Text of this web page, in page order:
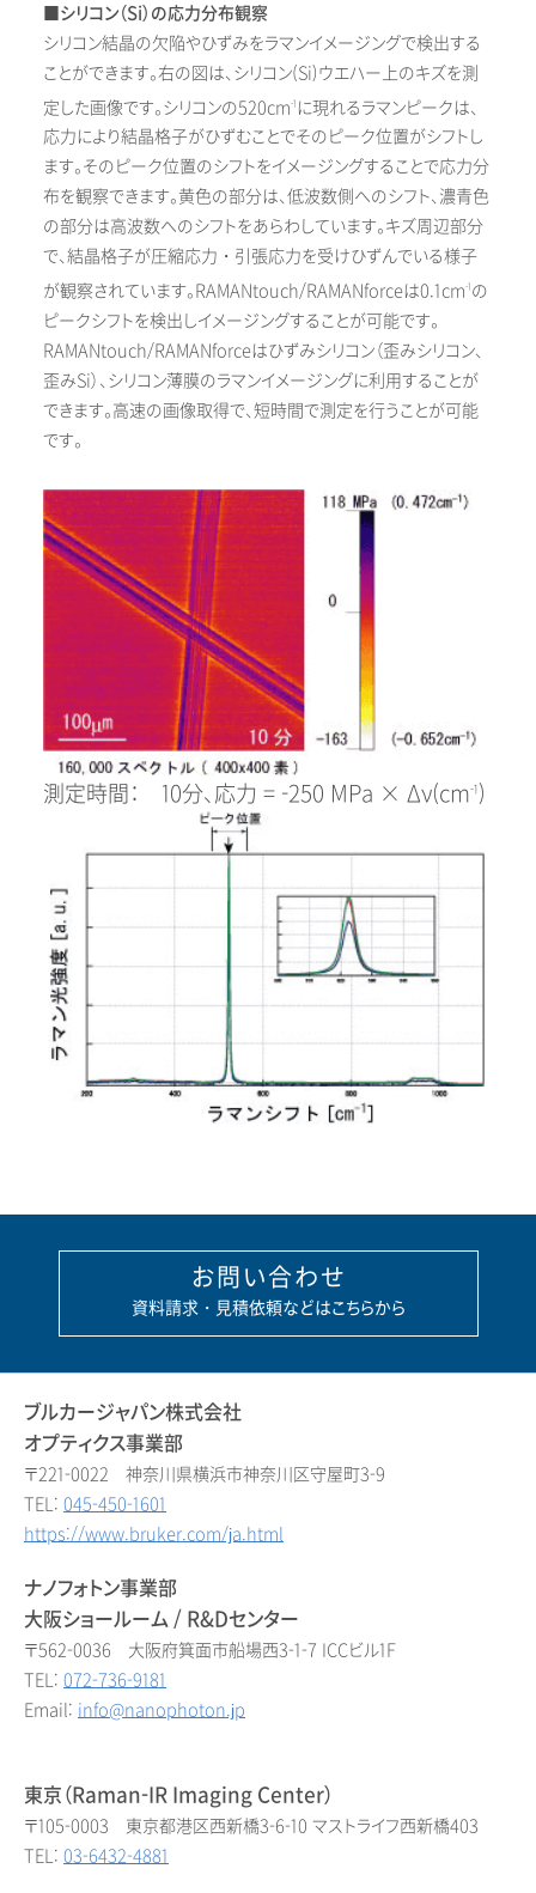
■シリコン（Si）の応力分布観察
シリコン結晶の欠陥やひずみをラマンイメージングで検出する
ことができます。右の図は、シリコン(Si)ウエハー上のキズを測
定した画像です。シリコンの520cm-1 に現れるラマンピークは、
応力により結晶格子がひずむことでそのピーク位置がシフトし
ます。そのピーク位置のシフトをイメージングすることで応力分
布を観察できます。黄色の部分は、低波数側へのシフト、濃青色
の部分は高波数へのシフトをあらわしています。キズ周辺部分
で、結晶格子が圧縮応力・引張応力を受けひずんでいる様子
が観察されています。RAMANtouch/RAMANforceは0.1cm-1 の
ピークシフトを検出しイメージングすることが可能です。
RAMANtouch/RAMANforceはひずみシリコン（歪みシリコン、
歪みSi）、シリコン薄膜のラマンイメージングに利用することが
できます。高速の画像取得で、短時間で測定を行うことが可能
です。
測定時間： 10分、応力 = -250 MPa × Δν(cm-1 )
お問い合わせ
資料請求・見積依頼などはこちらから
ブルカージャパン株式会社
オプティクス事業部
〒221-0022 神奈川県横浜市神奈川区守屋町3-9
TEL: 045-450-1601
https://www.bruker.com/ja.html
ナノフォトン事業部
大阪ショールーム / R&Dセンター
〒562-0036 大阪府箕面市船場西3-1-7 ICCビル1F
TEL: 072-736-9181
Email: info@nanophoton.jp
東京（Raman-IR Imaging Center）
〒105-0003 東京都港区西新橋3-6-10 マストライフ西新橋403
TEL: 03-6432-4881